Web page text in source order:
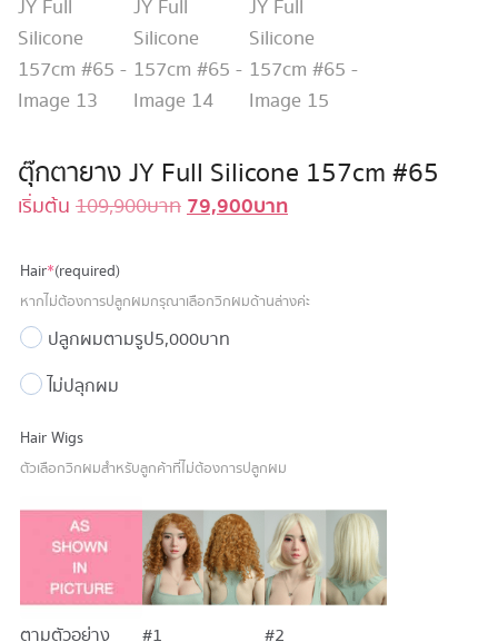
ตุ๊กตายาง JY Full Silicone 157cm #65
เริ่มต้น 109,900บาท Original
109,900 บาท.
79,900บาทCurrent
79,900 บาท.
Hair*(required)
หากไม่ต้องการปลูกผมกรุณาเลือกวิกผมด้านล่างค่ะ
ปลูกผมตามรูป5,000 บาท
ไม่ปลุกผม
Hair Wigs
ตัวเลือกวิกผมสำหรับลูกค้าที่ไม่ต้องการปลูกผม
ตามตัวอย่าง #1 #2